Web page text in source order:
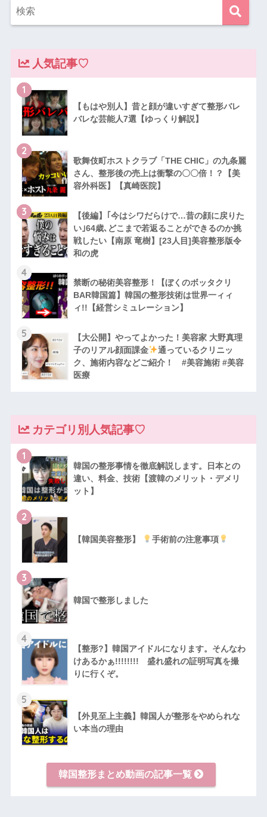
人気記事♡
1
【もはや別人】昔と顔が違いすぎて整形バレ
バレな芸能人7選【ゆっくり解説】
2
歌舞伎町ホストクラブ「THE CHIC」の九条麗
さん、整形後の売上は衝撃の〇〇倍！？【美
容外科医】【真崎医院】
3
【後編】｢今はシワだらけで…昔の顔に戻りた
い｣64歳､どこまで若返ることができるのか挑
戦したい【南原 竜樹】[23人目]美容整形版令
和の虎
4
禁断の秘術美容整形！【ぼくのボッタクリ
BAR韓国篇】韓国の整形技術は世界一ィィ
ィ!!【経営シミュレーション】
5
【大公開】やってよかった！美容家 大野真理
子のリアル顔面課金
通っているクリニッ
ク、施術内容などご紹介！ #美容施術 #美容
医療
カテゴリ別人気記事♡
1
韓国の整形事情を徹底解説します。日本との
違い、料金、技術【渡韓のメリット・デメリ
ット】
2
【韓国美容整形】 手術前の注意事項
3
韓国で整形しました
4
【整形?】韓国アイドルになります。そんなわ
けあるかぁ!!!!!!!! 盛れ盛れの証明写真を撮
りに行くぞ。
5
【外見至上主義】韓国人が整形をやめられな
い本当の理由
韓国整形まとめ動画の記事一覧